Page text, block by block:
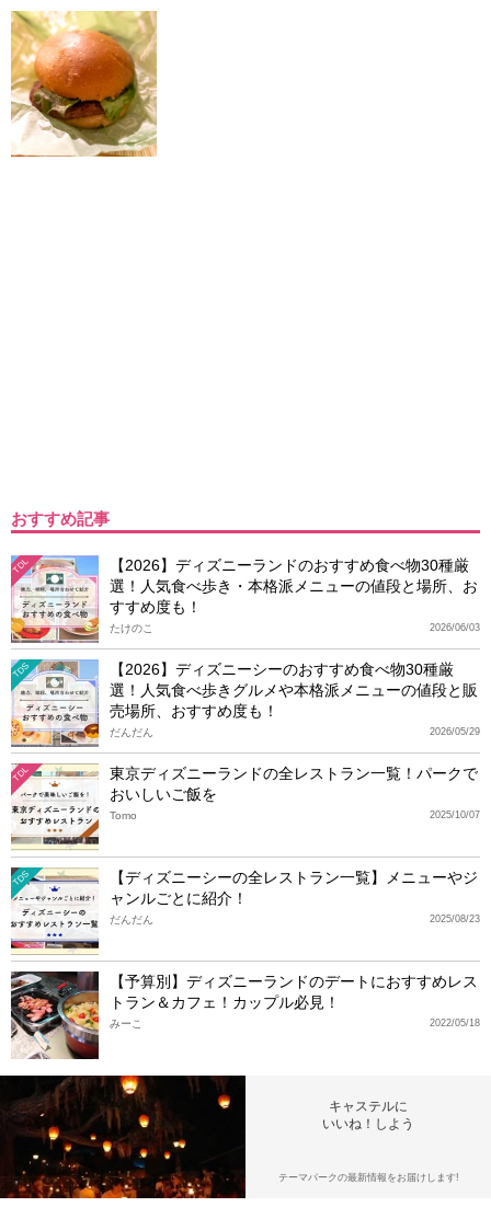
おすすめ記事
TDL
【2026】ディズニーランドのおすすめ食べ物30種厳
選！人気食べ歩き・本格派メニューの値段と場所、お
すすめ度も！
2026/06/03
たけのこ
TDS
【2026】ディズニーシーのおすすめ食べ物30種厳
選！人気食べ歩きグルメや本格派メニューの値段と販
売場所、おすすめ度も！
2026/05/29
だんだん
TDL
東京ディズニーランドの全レストラン一覧！パークで
おいしいご飯を
2025/10/07
Tomo
TDS
【ディズニーシーの全レストラン一覧】メニューやジ
ャンルごとに紹介！
2025/08/23
だんだん
【予算別】ディズニーランドのデートにおすすめレス
トラン＆カフェ！カップル必見！
2022/05/18
みーこ
キャステルに
いいね！しよう
テーマパークの最新情報をお届けします!